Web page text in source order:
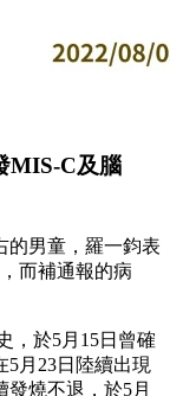
MIS-C及腦
的男童，羅一鈞表
而補通報的病
，於5月15日曾確
月23日陸續出現
燒不退，於5月